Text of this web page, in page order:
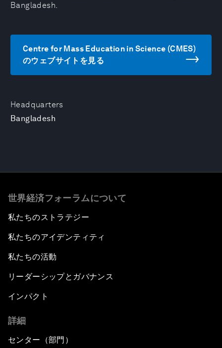
Headquarters
Bangladesh
Bangladesh.
Centre for Mass Education in Science (CMES)
のウェブサイトを見る
世界経済フォーラムについて
私たちのストラテジー
私たちのアイデンティティ
私たちの活動
リーダーシップとガバナンス
インパクト
詳細
センター（部門）